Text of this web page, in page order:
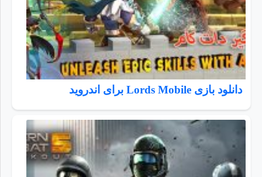
دانلود بازی Lords Mobile برای اندروید